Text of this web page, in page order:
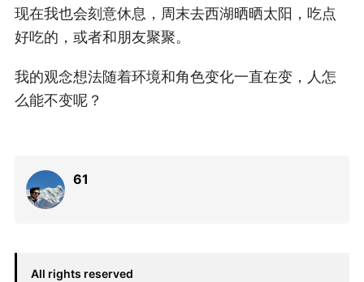
现在我也会刻意休息，周末去西湖晒晒太阳，吃点
好吃的，或者和朋友聚聚。
我的观念想法随着环境和角色变化一直在变，人怎
么能不变呢？
61
All rights reserved